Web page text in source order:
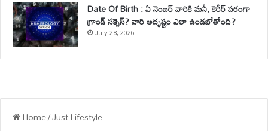
Date Of Birth : ఏ నెంబర్ వారికి మనీ, కెరీర్ పరంగా
గ్రాండ్ సక్సెస్? వారి అదృష్టం ఎలా ఉండబోతోంది?
July 28, 2026